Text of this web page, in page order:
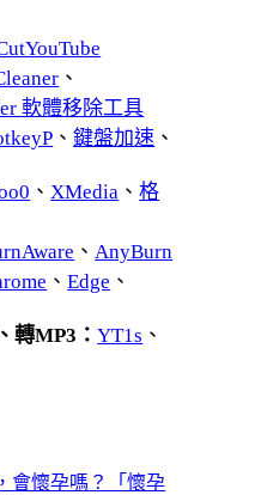
、
軟體移除工具
、鍵盤加速 、
、 XMedia 、格
、 AnyBurn
、Edge 、
轉MP3：YT1s 、
會懷孕嗎？「懷孕